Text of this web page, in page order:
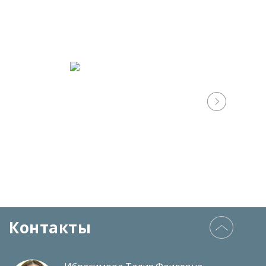
Контакты